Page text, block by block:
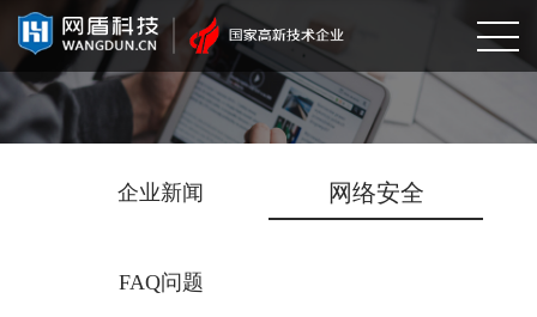
企业新闻 网络安全
FAQ问题